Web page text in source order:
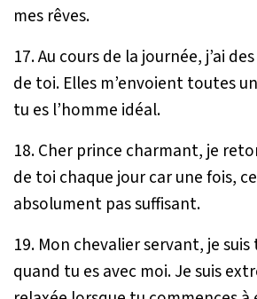
mes rêves.
17. Au cours de la journée, j’ai
de toi. Elles m’envoient toutes
tu es l’homme idéal.
18. Cher prince charmant, je
de toi chaque jour car une fois,
absolument pas suffisant.
19. Mon chevalier servant, je suis
quand tu es avec moi. Je suis